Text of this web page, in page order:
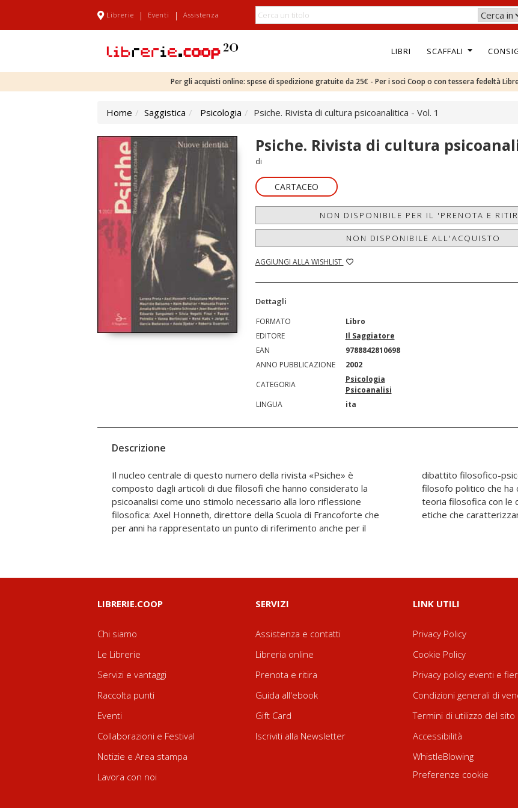
Librerie | Eventi | Assistenza
LIBRI SCAFFALI
Per gli acquisti online: spese di spedizione gratuite da 25€ - Per i soci Coop o con tessera fedeltà
Home Saggistica Psicologia Psiche. Rivista di cultura psicoanalitica - Vol. 1
Psiche. Rivista di cultura
di
CARTACEO
NON DISPONIBILE PER IL 'PRENOTA E
NON DISPONIBILE ALL'ACQUISTO
AGGIUNGI ALLA WISHLIST
Dettagli
FORMATO
Libro
EDITORE
Il Saggiatore
EAN
9788842810698
ANNO PUBBLICAZIONE
2002
CATEGORIA
Psicologia
Psicoanalisi
LINGUA
ita
Descrizione
Il nucleo centrale di questo numero della rivista «Psiche» è
composto dagli articoli di due filosofi che hanno considerato la
psicoanalisi come uno stimolo necessario alla loro riflessione
filosofica: Axel Honneth, direttore della Scuola di Francoforte che
per anni ha rappresentato un punto di riferimento anche per il
dibattito filosofico-psicoanalitico e Sebastiano Maffettone,
filosofo politico che ha cercato di coniugare l'interesse per la
teoria filosofica con le questioni pubbliche e le conseguenze
etiche che
LIBRERIE.COOP
Chi siamo
Le Librerie
Servizi e vantaggi
Raccolta punti
Eventi
Collaborazioni e Festival
Notizie e Area stampa
Lavora con noi
SERVIZI
Assistenza e contatti
Libreria online
Prenota e ritira
Guida all'ebook
Gift Card
Iscriviti alla Newsletter
LINK UTILI
Privacy Policy
Cookie Policy
Privacy policy eventi e
Condizioni generali di
Termini di utilizzo del sito
Accessibilità
WhistleBlowing
Preferenze cookie